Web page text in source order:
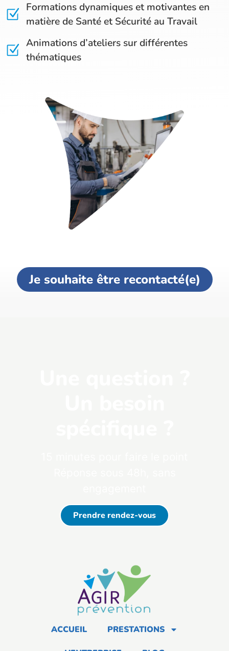
Formations dynamiques et motivantes en
matière de Santé et Sécurité au Travail
Animations d’ateliers sur différentes
thématiques
Je souhaite être recontacté(e)
Prendre rendez-vous
ACCUEIL PRESTATIONS